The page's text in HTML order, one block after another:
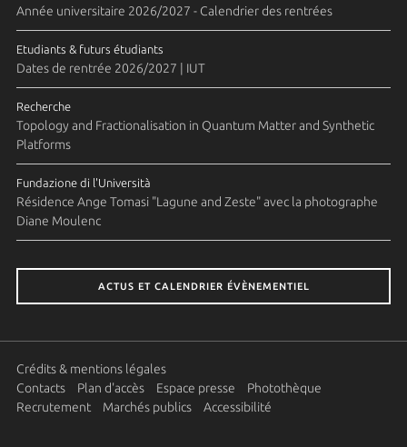
Année universitaire 2026/2027 - Calendrier des rentrées
Etudiants & futurs étudiants
Dates de rentrée 2026/2027 | IUT
Recherche
Topology and Fractionalisation in Quantum Matter and Synthetic
Platforms
Fundazione di l'Università
Résidence Ange Tomasi "Lagune and Zeste" avec la photographe
Diane Moulenc
ACTUS ET CALENDRIER ÉVÈNEMENTIEL
Crédits & mentions légales
Contacts
Plan d'accès Espace presse
Photothèque
Recrutement
Marchés publics Accessibilité